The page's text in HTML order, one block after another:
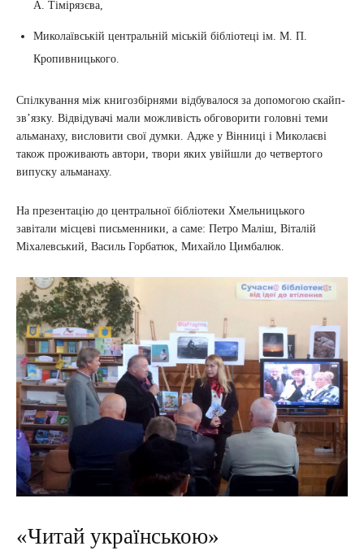
А. Тімірязєва,
Миколаївській центральній міській бібліотеці ім. М. П.
Кропивницького.
Спілкування між книгозбірнями відбувалося за допомогою скайп-
зв’язку. Відвідувачі мали можливість обговорити головні теми
альманаху, висловити свої думки. Адже у Вінниці і Миколаєві
також проживають автори, твори яких увійшли до четвертого
випуску альманаху.
На презентацію до центральної бібліотеки Хмельницького
завітали місцеві письменники, а саме: Петро Маліш, Віталій
Міхалевський, Василь Горбатюк, Михайло Цимбалюк.
«Читай українською»